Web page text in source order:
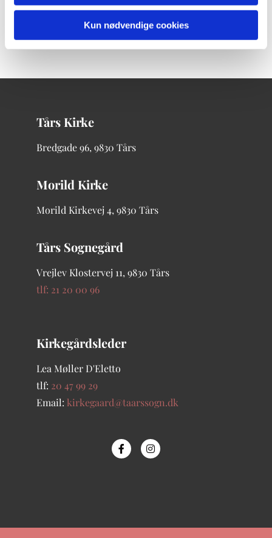
Kun nødvendige cookies
Tårs Kirke
Bredgade96, 9830 Tårs
Morild Kirke
Morild Kirkevej 4, 9830 Tårs
Tårs Sognegård
Vrejlev Klostervej 11, 9830 Tårs
tlf: 21 20 00 96
Kirkegårdsleder
Lea Møller D'Eletto
tlf: 20 47 99 29
Email: kirkegaard@taarssogn.dk